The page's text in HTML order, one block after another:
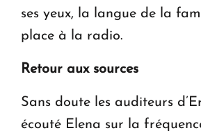
ses yeux, la langue de la
place à la radio.
Retour aux sources
Sans doute les auditeurs
écouté Elena sur la